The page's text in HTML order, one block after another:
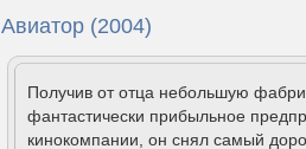
Авиатор (2004)
Получив от отца небольшую
фантастически прибыльное
кинокомпании, он снял самый